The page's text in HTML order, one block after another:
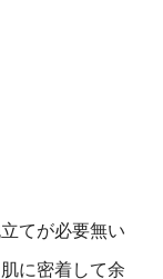
てが必要無い
に密着して余